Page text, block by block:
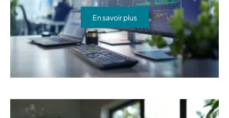
En savoir plus